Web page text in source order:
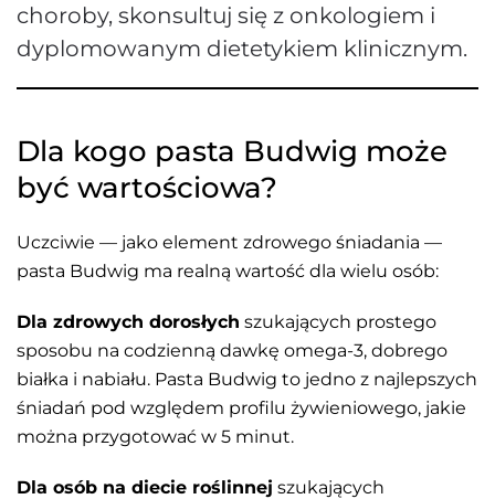
choroby, skonsultuj się z onkologiem i
dyplomowanym dietetykiem klinicznym.
Dla kogo pasta Budwig może
być wartościowa?
Uczciwie — jako element zdrowego śniadania —
pasta Budwig ma realną wartość dla wielu osób:
Dla zdrowych dorosłych szukających prostego
sposobu na codzienną dawkę omega-3, dobrego
białka i nabiału. Pasta Budwig to jedno z najlepszych
śniadań pod względem profilu żywieniowego, jakie
można przygotować w 5 minut.
Dla osób na diecie roślinnej szukających